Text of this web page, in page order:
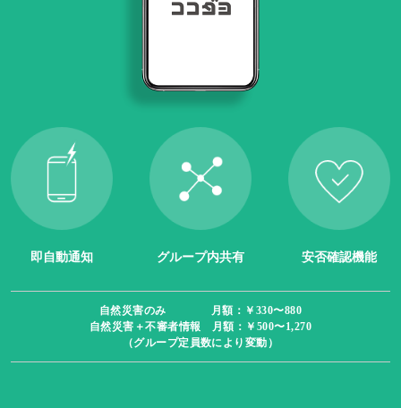
即自動通知 グループ内共有 安否確認機能
自然災害のみ 月額：￥330〜880
自然災害＋不審者情報 月額：￥500〜1,270
（グループ定員数により変動）